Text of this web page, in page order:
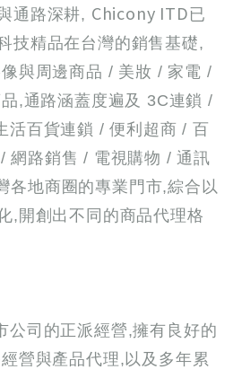
通路深耕, Chicony ITD 已
技精品在台灣的銷售基礎,
與周邊商品 / 美妝 / 家電 /
,通路涵蓋度遍及 3C連鎖 /
活百貨連鎖 / 便利超商 / 百
網路銷售 / 電視購物 / 通訊
各地商圈的專業門市,綜合以
,開創出不同的商品代理格
公司的正派經營,擁有良好的
營與產品代理,以及多年累